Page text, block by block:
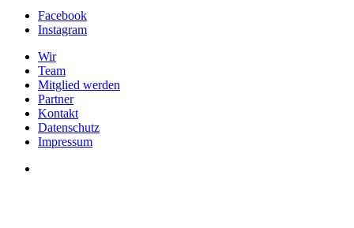
Facebook
Instagram
Wir
Team
Mitglied werden
Partner
Kontakt
Datenschutz
Impressum